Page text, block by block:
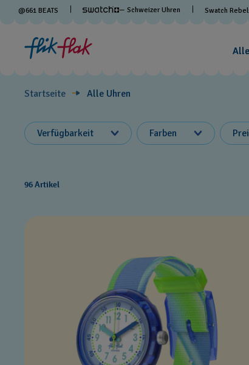
@661 BEATS — Schweizer Uhren Swatch
Entdecken
Startseite Alle Uhren
Verfügbarkeit Farben
96 Artikel